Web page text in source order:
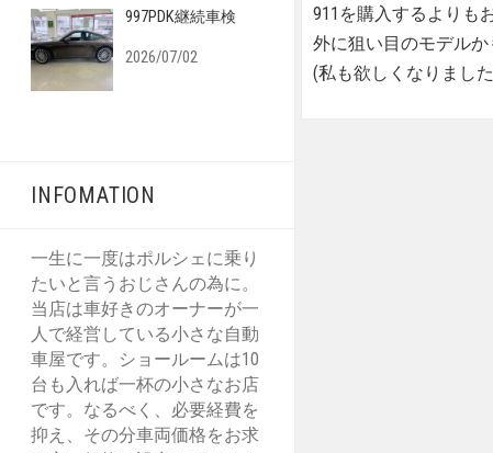
997PDK継続車検
2026/07/02
INFOMATION
一生に一度はポルシェに乗り
たいと言うおじさんの為に。
当店は車好きのオーナーが一
人で経営している小さな自動
車屋です。ショールームは10
台も入れば一杯の小さなお店
です。なるべく、必要経費を
抑え、その分車両価格をお求
911を購入するよりも
外に狙い目のモデル
(私も欲しくなりまし